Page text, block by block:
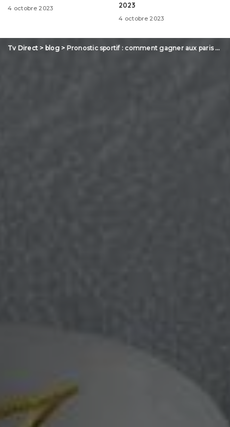
4 octobre 2023
2023
4 octobre 2023
Tv Direct > blog> Pronostic sportif : comment gagner aux paris sportifs ?